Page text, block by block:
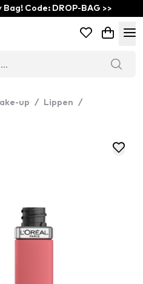
Code: DROP-BAG >>
up / Lippen
/